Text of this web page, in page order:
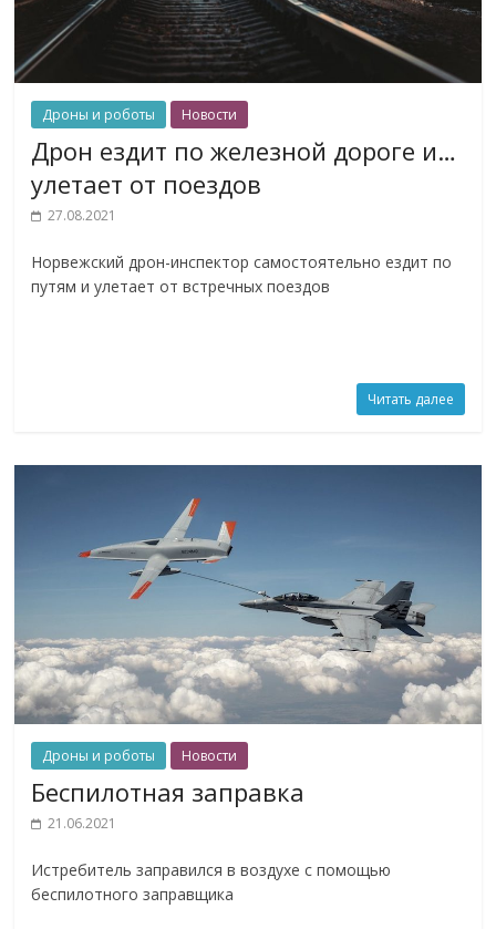
Дроны и роботы Новости
Дрон ездит по железной дороге и…
улетает от поездов
27.08.2021
Норвежский дрон-инспектор самостоятельно ездит по
путям и улетает от встречных поездов
Читать далее
Дроны и роботы Новости
Беспилотная заправка
21.06.2021
Истребитель заправился в воздухе с помощью
беспилотного заправщика